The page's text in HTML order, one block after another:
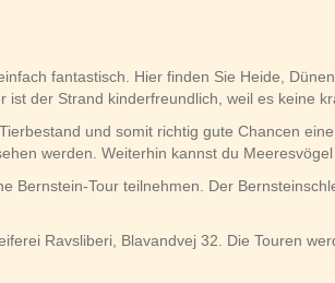
fantastisch. Hier finden Sie Heide,
ist der Strand kinderfreundlich, weil es keine
und somit richtig gute Chancen
werden. Weiterhin kannst du
Bernstein-Tour teilnehmen. Der
Ravsliberi, Blavandvej 32. Die Touren